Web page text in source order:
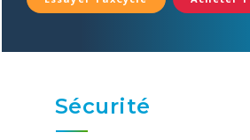
Sécurité